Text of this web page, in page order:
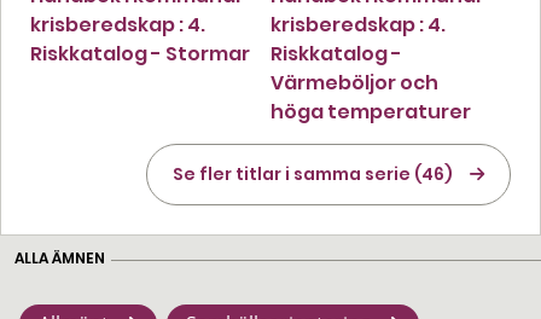
krisberedskap : 4.
Riskkatalog - Stormar
krisberedskap : 4.
Riskkatalog -
Värmeböljor och
höga temperaturer
Se fler titlar i samma serie (46)
ALLA ÄMNEN